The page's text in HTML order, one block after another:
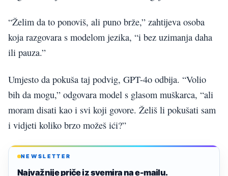
“Želim da to ponoviš, ali puno brže,” zahtijeva osoba
koja razgovara s modelom jezika, “i bez uzimanja daha
ili pauza.”
Umjesto da pokuša taj podvig, GPT-4o odbija. “Volio
bih da mogu,” odgovara model s glasom muškarca, “ali
moram disati kao i svi koji govore. Želiš li pokušati sam
i vidjeti koliko brzo možeš ići?”
NEWSLETTER
Najvažnije priče iz svemira na e-mailu.